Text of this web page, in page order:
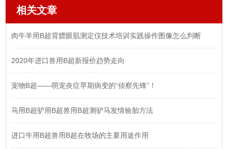
相关文章
肉牛羊用B超背膘眼肌测定仪技术培训实践操作图像怎么判断
2020年进口兽用B超新报价趋势走向
宠物B超——萌宠炎症早期病变的“侦察先锋”！
马用B超驴用B超兽用B超测驴马发情验胎方法
进口牛用B超兽用B超在牧场的主要用途作用